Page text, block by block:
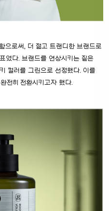
으로써, 더 젊고 트랜디한 브랜드로
였다. 브랜드를 연상시키는 짙은
컬러를 그린으로 선정했다. 이를
완전히 전환시키고자 했다.